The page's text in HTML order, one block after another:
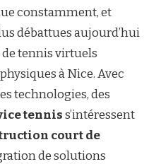
DE
VIRTUELS
REMPLACERONT-
ILS
LES
COURTS
PHYSIQUES
À
NICE
constamment, et
débattues aujourd’hui
de tennis virtuels
à Nice. Avec
technologies, des
tenniss’intéressent
court de
de solutions